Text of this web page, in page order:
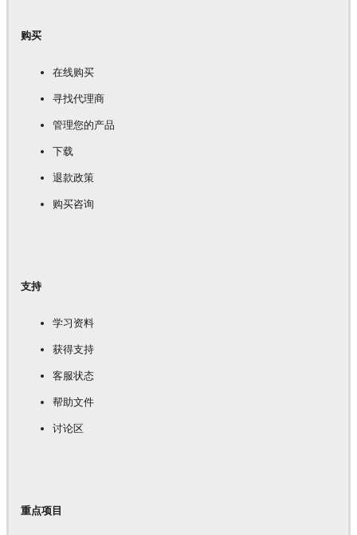
购买
在线购买
寻找代理商
管理您的产品
下载
退款政策
购买咨询
支持
学习资料
获得支持
客服状态
帮助文件
讨论区
重点项目